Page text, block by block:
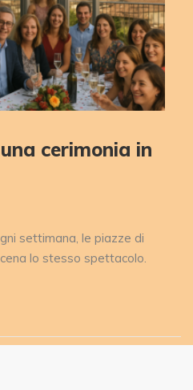
cerimonia in
settimana, le piazze di
lo stesso spettacolo.